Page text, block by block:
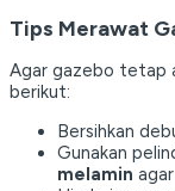
Tips Merawat
Agar gazebo tetap
berikut:
Bersihkan
Gunakan
melamin